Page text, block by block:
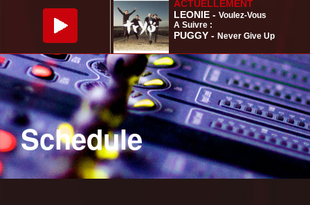
Schedule